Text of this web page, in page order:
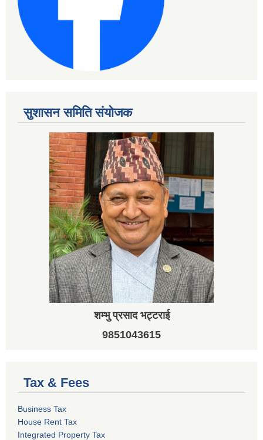
सुशासन समिति संयोजक
शम्भु प्रसाद भट्टराई
9851043615
Tax & Fees
Business Tax
House Rent Tax
Integrated Property Tax